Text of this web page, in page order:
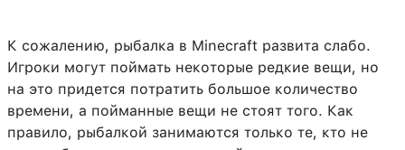
К сожалению, рыбалка в Minecraft развита слабо.
Игроки могут поймать некоторые редкие вещи, но
на это придется потратить большое количество
времени, а пойманные вещи не стоят того. Как
правило, рыбалкой занимаются только те, кто не